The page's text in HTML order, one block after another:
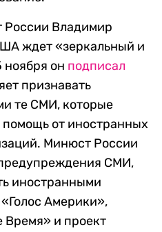
России Владимир
ждет «зеркальный и
ноября он подписал
признавать
те СМИ, которые
от иностранных
Минюст России
СМИ,
иностранными
Америки»,
Время» и проект